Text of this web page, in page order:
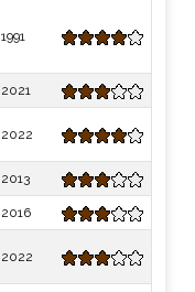
1991
2021
2022
2013
2016
2022